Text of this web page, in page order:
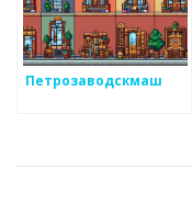
Петрозаводскмаш